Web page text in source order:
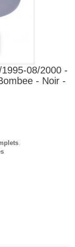
08/2000 -
- Noir -
.